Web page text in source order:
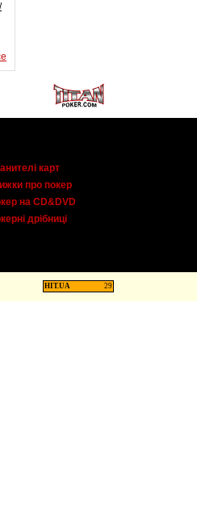
карт
про покер
на CD&DVD
дрібниці
HIT.UA 29